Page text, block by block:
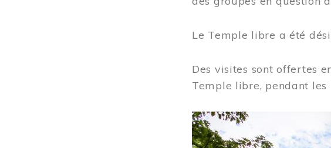
Le Temple libre a été
Des visites sont offertes
Temple libre, pendant
Image